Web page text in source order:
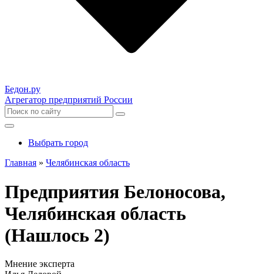
Бедон.ру
Агрегатор предприятий России
Выбрать город
Главная » Челябинская область
Предприятия Белоносова,
Челябинская область
(Нашлось 2)
Мнение эксперта